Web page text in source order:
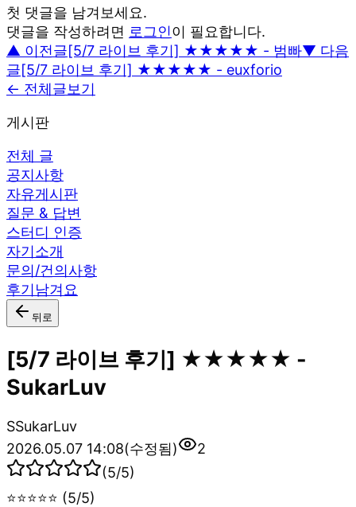
첫 댓글을 남겨보세요.
댓글을 작성하려면 로그인이 필요합니다.
▲ 이전글[5/7 라이브 후기] ★★★★★ - 범빠▼ 다음
글[5/7 라이브 후기] ★★★★★ - euxforio
← 전체글보기
게시판
전체 글
공지사항
자유게시판
질문 & 답변
스터디 인증
자기소개
문의/건의사항
후기남겨요
뒤로
[5/7 라이브 후기] ★★★★★ -
SukarLuv
SSukarLuv
2026.05.07 14:08(수정됨)
2
(5/5)
⭐⭐⭐⭐⭐ (5/5)